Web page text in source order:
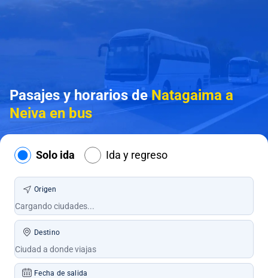
Pasajes y horarios deNatagaima a
Neiva en bus
Solo ida Ida y regreso
Origen
Destino
Fecha de salida